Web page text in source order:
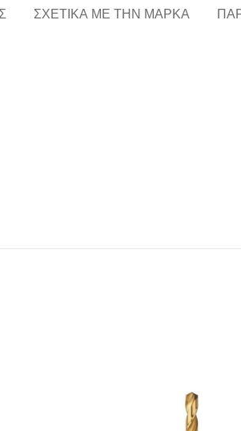
ΣΧΕΤΙΚΆ ΜΕ ΤΗΝ ΜΆΡΚΑ